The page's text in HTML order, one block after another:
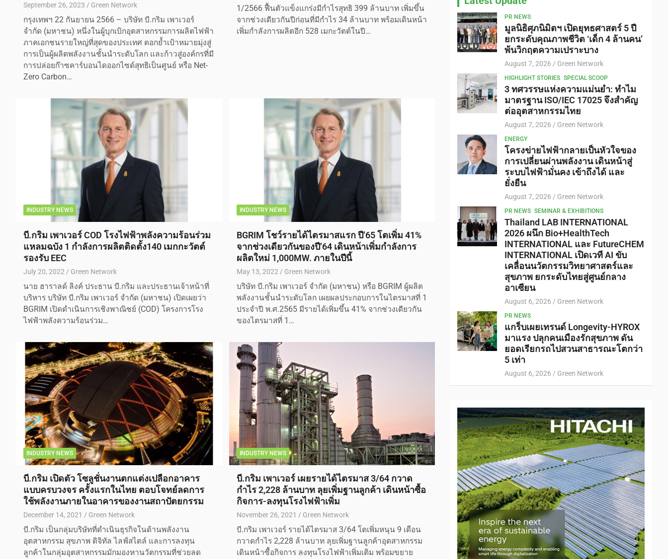
September 26, 2023 Green Network
กรุงเทพฯ 22 กันยายน 2566 – บริษัท บี.กริม เพาเวอร์
จำกัด (มหาชน) หนึ่งในผู้บุกเบิกอุตสาหกรรมการผลิตไฟฟ้า
ภาคเอกชนรายใหญ่ที่สุดของประเทศ ตอกย้ำเป้าหมายมุ่งสู่
การเป็นผู้ผลิตพลังงานชั้นนำระดับโลก และก้าวสู่องค์กรที่มี
การปล่อยก๊าซคาร์บอนไดออกไซด์สุทธิเป็นศูนย์ หรือ Net-
Zero Carbon…
1/2566 ฟื้นตัวแข็งแกร่งมีกำไรสุทธิ 399 ล้านบาท เพิ่มขึ้น
จากช่วงเดียวกันปีก่อนที่มีกำไร 34 ล้านบาท พร้อมเดินหน้า
เพิ่มกำลังการผลิตอีก 528 เมกะวัตต์ในปี…
INDUSTRY NEWS
บี.กริม เพาเวอร์ COD โรงไฟฟ้าพลังความร้อนร่วม
แหลมฉบัง 1 กำลังการผลิตติดตั้ง140 เมกกะวัตต์
รองรับ EEC
July 20, 2022 Green Network
นาย ฮาราลด์ ลิงค์ ประธาน บี.กริม และประธานเจ้าหน้าที่
บริหาร บริษัท บี.กริม เพาเวอร์ จำกัด (มหาชน) เปิดเผยว่า
BGRIM เปิดดำเนินการเชิงพาณิชย์ (COD) โครงการโรง
ไฟฟ้าพลังความร้อนร่วม…
INDUSTRY NEWS
BGRIM โชว์รายได้ไตรมาสแรก ปี’65 โตเพิ่ม 41%
จากช่วงเดียวกันของปี’64 เดินหน้าเพิ่มกำลังการ
ผลิตใหม่ 1,000MW. ภายในปีนี้
May 13, 2022 Green Network
บริษัท บี.กริม เพาเวอร์ จำกัด (มหาชน) หรือ BGRIM ผู้ผลิต
พลังงานชั้นนำระดับโลก เผยผลประกอบการในไตรมาสที่ 1
ประจำปี พ.ศ.2565 มีรายได้เพิ่มขึ้น 41% จากช่วงเดียวกัน
ของไตรมาสที่ 1…
INDUSTRY NEWS
บี.กริม เปิดตัว โซลูชั่นงานตกแต่งเปลือกอาคาร
แบบครบวงจร ครั้งแรกในไทย ตอบโจทย์ลดการ
ใช้พลังงานภายในอาคารของงานสถาปัตยกรรม
December 14, 2021 Green Network
บี.กริม เป็นกลุ่มบริษัทที่ดำเนินธุรกิจในด้านพลังงาน
อุตสาหกรรม สุขภาพ ดิจิทัล ไลฟ์สไตล์ และการลงทุน
ลูกค้าในกลุ่มอุตสาหกรรมมักมองหานวัตกรรมที่ช่วยลด
INDUSTRY NEWS
บี.กริม เพาเวอร์ เผยรายได้ไตรมาส 3/64 กวาด
กำไร 2,228 ล้านบาท ลุยเพิ่มฐานลูกค้า เดินหน้าซื้อ
กิจการ-ลงทุนโรงไฟฟ้าเพิ่ม
November 26, 2021 Green Network
บี.กริม เพาเวอร์ รายได้ไตรมาส 3/64 โตเพิ่มหนุน 9 เดือน
กวาดกำไร 2,228 ล้านบาท ลุยเพิ่มฐานลูกค้าอุตสาหกรรม
เดินหน้าซื้อกิจการ ลงทุนโรงไฟฟ้าเพิ่มเติม พร้อมขยาย
PR NEWS
มูลนิธิศุภนิมิตฯ เปิดยุทธศาสตร์ 5 ปี
ยกระดับคุณภาพชีวิต ‘เด็ก 4 ล้านคน’
พ้นวิกฤตความเปราะบาง
August 7, 2026 Green Network
HIGHLIGHT STORIES SPECIAL SCOOP
3 ทศวรรษแห่งความแม่นยำ: ทำไม
มาตรฐาน ISO/IEC 17025 จึงสำคัญ
ต่ออุตสาหกรรมไทย
August 7, 2026 Green Network
ENERGY
โครงข่ายไฟฟ้ากลายเป็นหัวใจของ
การเปลี่ยนผ่านพลังงาน เดินหน้าสู่
ระบบไฟฟ้ามั่นคง เข้าถึงได้ และ
ยั่งยืน
August 7, 2026 Green Network
PR NEWS SEMINAR & EXHIBITIONS
Thailand LAB INTERNATIONAL
2026 ผนึก Bio+HealthTech
INTERNATIONAL และ FutureCHEM
INTERNATIONAL เปิดเวที AI ขับ
เคลื่อนนวัตกรรมวิทยาศาสตร์และ
สุขภาพ ยกระดับไทยสู่ศูนย์กลาง
อาเซียน
August 6, 2026 Green Network
PR NEWS
แกร็บเผยเทรนด์ Longevity-HYROX
มาแรง ปลุกคนเมืองรักสุขภาพ ดัน
ยอดเรียกรถไปสวนสาธารณะโตกว่า
5 เท่า
August 6, 2026 Green Network